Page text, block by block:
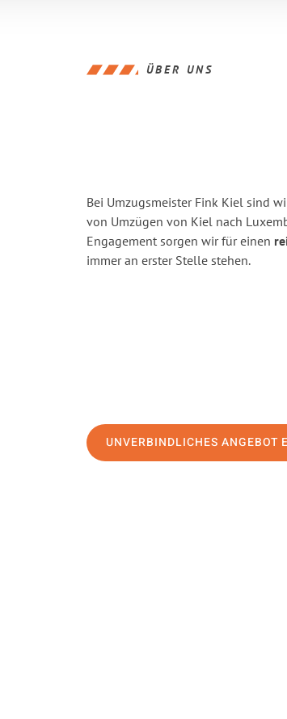
ÜBER UNS
Bei Umzugsmeister Fink Kiel sind
von Umzügen von Kiel nach
Engagement sorgen wir für einen
immer an erster Stelle stehen.
UNVERBINDLICHES ANGEBOT